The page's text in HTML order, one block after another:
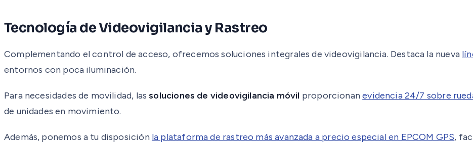
Tecnología de Videovigilancia y Rastreo
Complementando el control de acceso, ofrecemos soluciones integrales de videovigilancia. Destaca la nueva
entornos con poca iluminación.
Para necesidades de movilidad, lassoluciones de videovigilancia móvil proporcionanevidencia 24/7 sobre
de unidades en movimiento.
Además, ponemos a tu disposición la plataforma de rastreo más avanzada a precio especial en EPCOM GPS,